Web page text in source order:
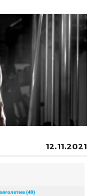
12.11.2021